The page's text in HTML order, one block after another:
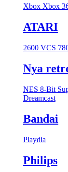
Xbox Xbox
ATARI
2600 VCS
Nya
NES 8-Bit
Dreamcast
Bandai
Playdia
Philips